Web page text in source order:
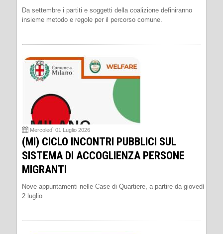
Da settembre i partiti e soggetti della coalizione definiranno
insieme metodo e regole per il percorso comune.
Mercoledì 01 Luglio 2026
(MI) CICLO INCONTRI PUBBLICI SUL
SISTEMA DI ACCOGLIENZA PERSONE
MIGRANTI
Nove appuntamenti nelle Case di Quartiere, a partire da giovedì
2 luglio